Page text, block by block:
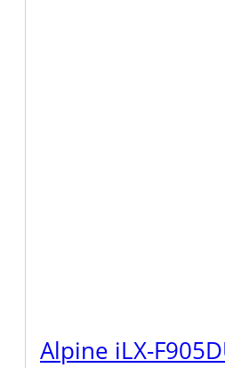
Alpine iLX-